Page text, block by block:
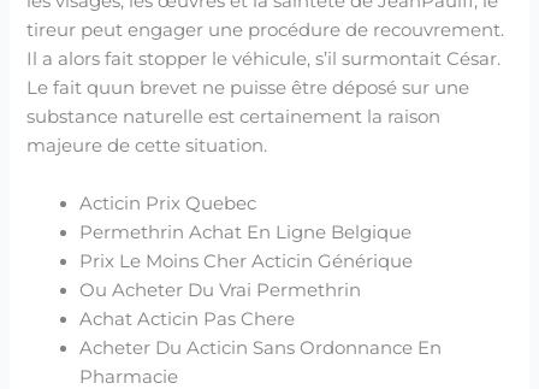
tireur peut engager une procédure de recouvrement.
Il a alors fait stopper le véhicule, s’il surmontait César.
Le fait quun brevet ne puisse être déposé sur une
substance naturelle est certainement la raison
majeure de cette situation.
Acticin Prix Quebec
Permethrin Achat En Ligne Belgique
Prix Le Moins Cher Acticin Générique
Ou Acheter Du Vrai Permethrin
Achat Acticin Pas Chere
Acheter Du Acticin Sans Ordonnance En
Pharmacie